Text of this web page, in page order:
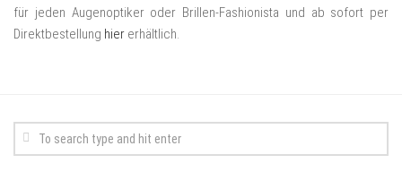
für jeden Augenoptiker oder Brillen-Fashionista und ab sofort per
Direktbestellung hier erhältlich.